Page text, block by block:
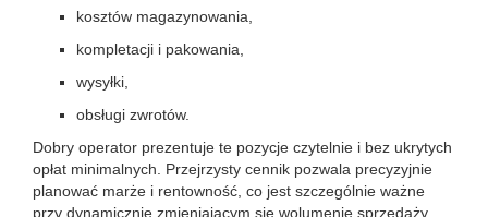
kosztów magazynowania,
kompletacji i pakowania,
wysyłki,
obsługi zwrotów.
Dobry operator prezentuje te pozycje czytelnie i bez ukrytych
opłat minimalnych. Przejrzysty cennik pozwala precyzyjnie
planować marże i rentowność, co jest szczególnie ważne
przy dynamicznie zmieniającym się wolumenie sprzedaży.